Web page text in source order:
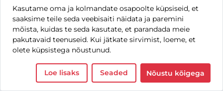
Kasutame oma ja kolmandate osapoolte küpsiseid, et
saaksime teile seda veebisaiti näidata ja paremini
mõista, kuidas te seda kasutate, et parandada meie
pakutavaid teenuseid. Kui jätkate sirvimist, loeme, et
olete küpsistega nõustunud.
Loe lisaks Seaded Nõustu kõigega